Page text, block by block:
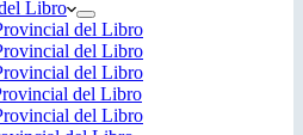
Libro
del Libro
del Libro
del Libro
del Libro
del Libro